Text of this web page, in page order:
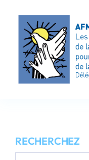
contenu
AFMD 30
Les victimes
RECHERCHEZ